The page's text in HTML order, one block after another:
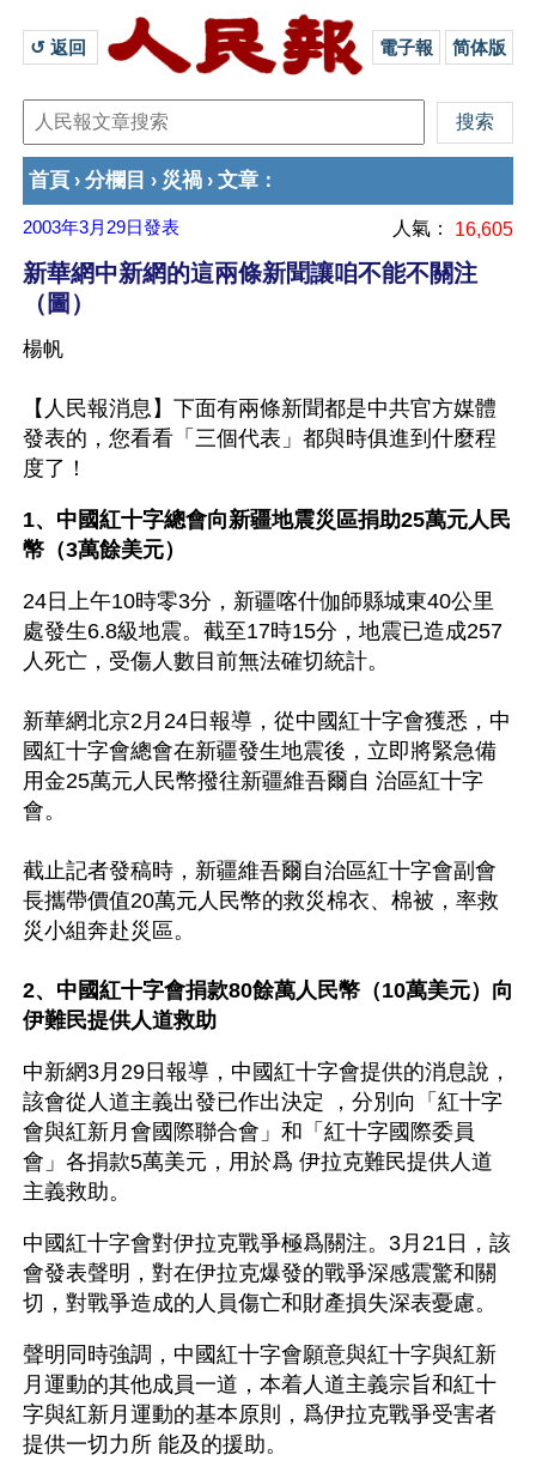
↺ 返回 電子報 简体版
首頁 › 分欄目 › 災禍 › 文章 ：
2003年3月29日發表 人氣： 16,605
新華網中新網的這兩條新聞讓咱不能不關注
（圖）
楊帆
【人民報消息】下面有兩條新聞都是中共官方媒體
發表的，您看看「三個代表」都與時俱進到什麼程
度了！
1、中國紅十字總會向新疆地震災區捐助25萬元人民
幣（3萬餘美元）
24日上午10時零3分，新疆喀什伽師縣城東40公里
處發生6.8級地震。截至17時15分，地震已造成257
人死亡，受傷人數目前無法確切統計。
新華網北京2月24日報導，從中國紅十字會獲悉，中
國紅十字會總會在新疆發生地震後，立即將緊急備
用金25萬元人民幣撥往新疆維吾爾自 治區紅十字
會。
截止記者發稿時，新疆維吾爾自治區紅十字會副會
長攜帶價值20萬元人民幣的救災棉衣、棉被，率救
災小組奔赴災區。
2、中國紅十字會捐款80餘萬人民幣（10萬美元）向
伊難民提供人道救助
中新網3月29日報導，中國紅十字會提供的消息說，
該會從人道主義出發已作出決定 ，分別向「紅十字
會與紅新月會國際聯合會」和「紅十字國際委員
會」各捐款5萬美元，用於爲 伊拉克難民提供人道
主義救助。
中國紅十字會對伊拉克戰爭極爲關注。3月21日，該
會發表聲明，對在伊拉克爆發的戰爭深感震驚和關
切，對戰爭造成的人員傷亡和財產損失深表憂慮。
聲明同時強調，中國紅十字會願意與紅十字與紅新
月運動的其他成員一道，本着人道主義宗旨和紅十
字與紅新月運動的基本原則，爲伊拉克戰爭受害者
提供一切力所 能及的援助。